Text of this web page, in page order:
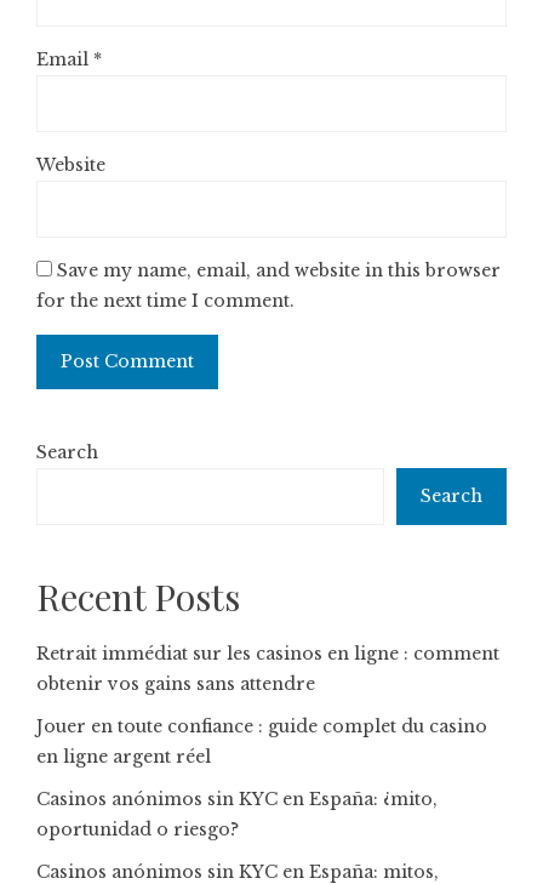
Email *
Website
Save my name, email, and website in this browser
for the next time I comment.
Search
Search
Recent Posts
Retrait immédiat sur les casinos en ligne : comment
obtenir vos gains sans attendre
Jouer en toute confiance : guide complet du casino
en ligne argent réel
Casinos anónimos sin KYC en España: ¿mito,
oportunidad o riesgo?
Casinos anónimos sin KYC en España: mitos,